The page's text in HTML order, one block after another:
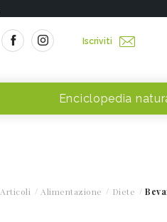
Iscriviti
Enciclopedia
Articoli Alimentazione Diete